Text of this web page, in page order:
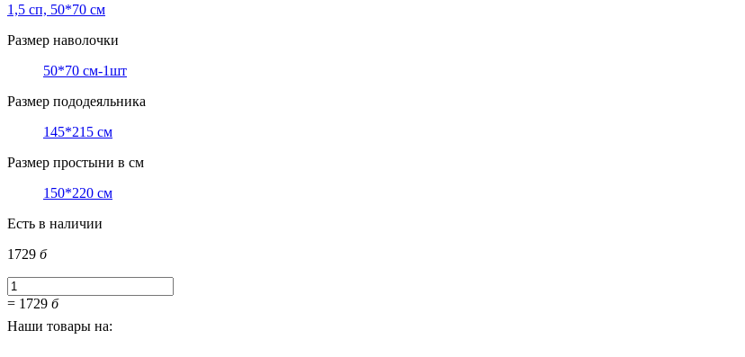
1,5 сп, 50*70 см
Размер наволочки
50*70 см-1шт
Размер пододеяльника
145*215 см
Размер простыни в см
150*220 см
Есть в наличии
1729 б
= 1729 б
Наши товары на: